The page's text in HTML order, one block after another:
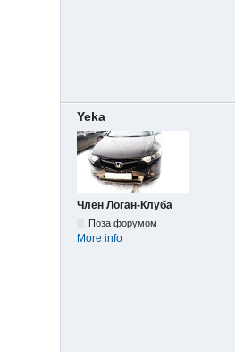
Yeka
Член Логан-Клуба
Поза форумом
More info